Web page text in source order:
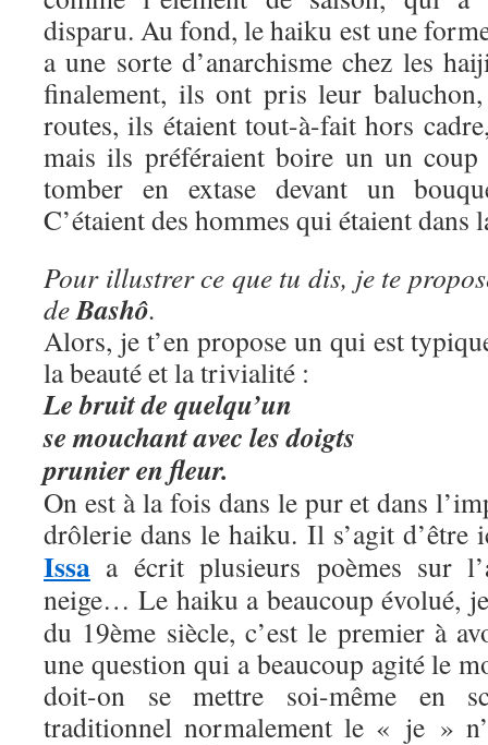
disparu. Au fond, le haiku est une
a une sorte d’anarchisme chez les
finalement, ils ont pris leur
routes, ils étaient tout-à-fait hors
mais ils préféraient boire un un coup
tomber en extase devant un
C’étaient des hommes qui étaient dans
Pour illustrer ce que tu dis, je te
deBashô.
Alors, je t’en propose un qui est
la beauté et la trivialité :
Le bruit de quelqu’un
se mouchant avec les doigts
prunier en fleur.
On est à la fois dans le pur et dans
drôlerie dans le haiku. Il s’agit d’être
Issa a écrit plusieurs poèmes sur
neige… Le haiku a beaucoup évolué,
du 19ème siècle, c’est le premier à
une question qui a beaucoup agité le
doit-on se mettre soi-même en
traditionnel normalement le « je »